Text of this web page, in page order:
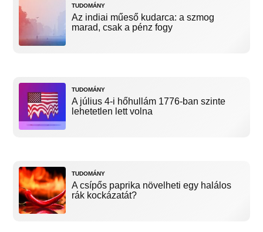
TUDOMÁNY
Az indiai műeső kudarca: a szmog
marad, csak a pénz fogy
TUDOMÁNY
A július 4-i hőhullám 1776-ban szinte
lehetetlen lett volna
TUDOMÁNY
A csípős paprika növelheti egy halálos
rák kockázatát?